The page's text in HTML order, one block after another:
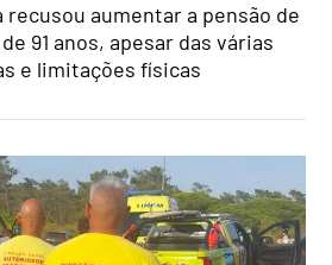
aumentar a pensão de
91 anos, apesar das várias
e limitações físicas